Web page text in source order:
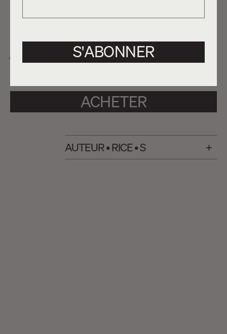
imaginaire de fond, l'image y naît, émergera un
jour la forme de l'idée, universalisable.
Entretemps, il faut au moins brasser la cage.
ACHETER
AUTEUR • RICE • S
S'ABONNER